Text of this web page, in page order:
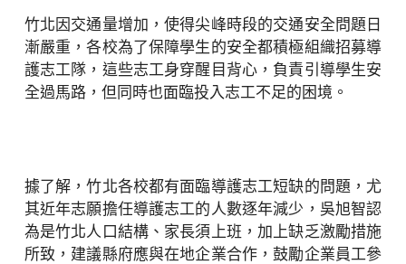
竹北因交通量增加，使得尖峰時段的交通安全問題日
漸嚴重，各校為了保障學生的安全都積極組織招募導
護志工隊，這些志工身穿醒目背心，負責引導學生安
全過馬路，但同時也面臨投入志工不足的困境。
據了解，竹北各校都有面臨導護志工短缺的問題，尤
其近年志願擔任導護志工的人數逐年減少，吳旭智認
為是竹北人口結構、家長須上班，加上缺乏激勵措施
所致，建議縣府應與在地企業合作，鼓勵企業員工參